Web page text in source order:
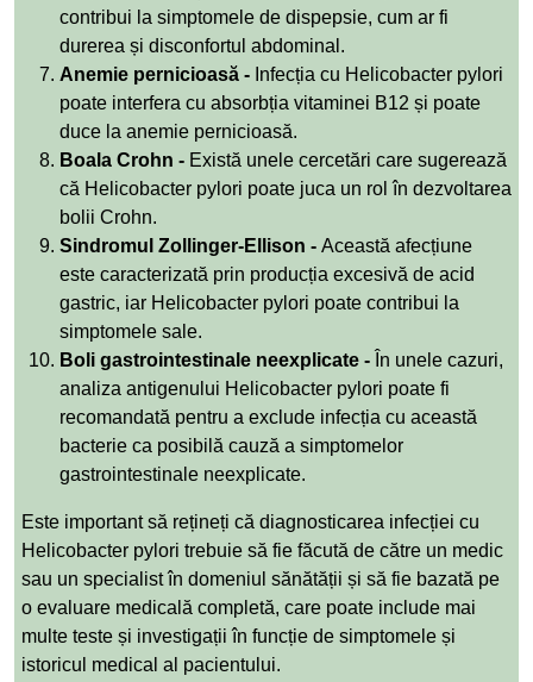
contribui la simptomele de dispepsie, cum ar fi
durerea și disconfortul abdominal.
Anemie pernicioasă - Infecția cu Helicobacter pylori
poate interfera cu absorbția vitaminei B12 și poate
duce la anemie pernicioasă.
Boala Crohn - Există unele cercetări care sugerează
că Helicobacter pylori poate juca un rol în dezvoltarea
bolii Crohn.
Sindromul Zollinger-Ellison - Această afecțiune
este caracterizată prin producția excesivă de acid
gastric, iar Helicobacter pylori poate contribui la
simptomele sale.
Boli gastrointestinale neexplicate - În unele cazuri,
analiza antigenului Helicobacter pylori poate fi
recomandată pentru a exclude infecția cu această
bacterie ca posibilă cauză a simptomelor
gastrointestinale neexplicate.
Este important să rețineți că diagnosticarea infecției cu
Helicobacter pylori trebuie să fie făcută de către un medic
sau un specialist în domeniul sănătății și să fie bazată pe
o evaluare medicală completă, care poate include mai
multe teste și investigații în funcție de simptomele și
istoricul medical al pacientului.